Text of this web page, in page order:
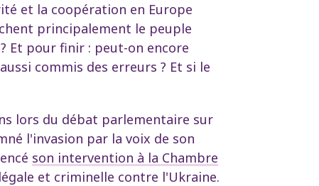
et la coopération en Europe
principalement le peuple
Et pour finir : peut-on encore
commis des erreurs ? Et si le
lors du débat parlementaire sur
l'invasion par la voix de son
son intervention à la Chambre
et criminelle contre l'Ukraine.